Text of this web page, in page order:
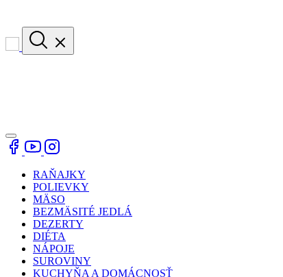
RAŇAJKY
POLIEVKY
MÄSO
BEZMÄSITÉ JEDLÁ
DEZERTY
DIÉTA
NÁPOJE
SUROVINY
KUCHYŇA A DOMÁCNOSŤ